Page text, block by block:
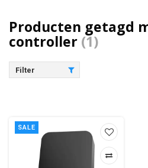
Producten getagd
controller (1)
Filter
SALE